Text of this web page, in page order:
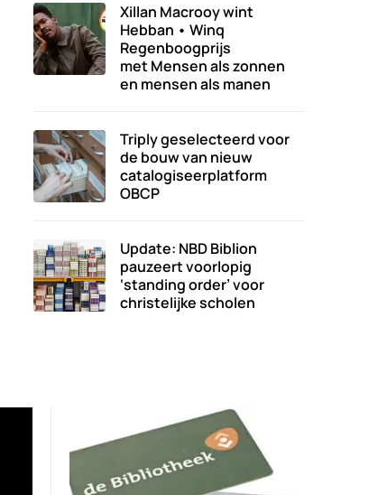
Xillan Macrooy wint
Hebban • Winq
Regenboogprijs
met Mensen als zonnen
en mensen als manen
Triply geselecteerd voor
de bouw van nieuw
catalogiseerplatform
OBCP
Update: NBD Biblion
pauzeert voorlopig
‘standing order’ voor
christelijke scholen